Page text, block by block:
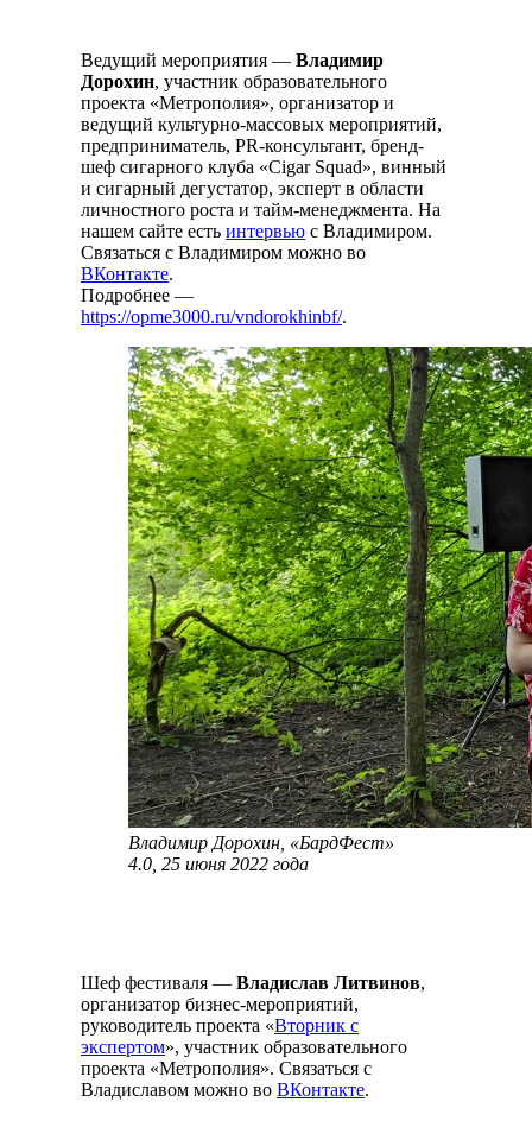
Ведущий мероприятия — Владимир
Дорохин, участник образовательного
проекта «Метрополия», организатор и
ведущий культурно-массовых мероприятий,
предприниматель, PR-консультант, бренд-
шеф сигарного клуба «Cigar Squad», винный
и сигарный дегустатор, эксперт в области
личностного роста и тайм-менеджмента. На
нашем сайте есть интервью с Владимиром.
Связаться с Владимиром можно во
ВКонтакте.
Подробнее —
https://opme3000.ru/vndorokhinbf/.
Владимир Дорохин, «БардФест»
4.0, 25 июня 2022 года
Шеф фестиваля — Владислав Литвинов,
организатор бизнес-мероприятий,
руководитель проекта «Вторник с
экспертом», участник образовательного
проекта «Метрополия». Связаться с
Владиславом можно во ВКонтакте.